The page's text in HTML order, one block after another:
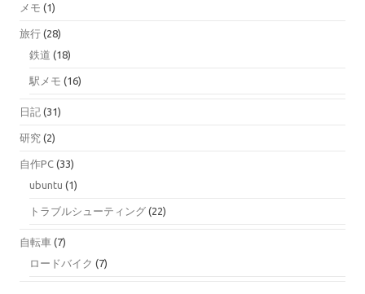
メモ (1)
旅行 (28)
鉄道 (18)
駅メモ (16)
日記 (31)
研究 (2)
自作PC (33)
ubuntu (1)
トラブルシューティング (22)
自転車 (7)
ロードバイク (7)